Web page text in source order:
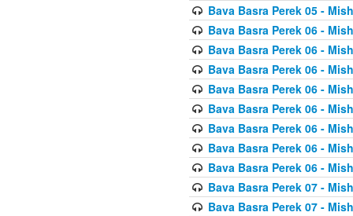
Bava Basra Perek 05 -
Bava Basra Perek 06 -
Bava Basra Perek 06 -
Bava Basra Perek 06 -
Bava Basra Perek 06 -
Bava Basra Perek 06 -
Bava Basra Perek 06 -
Bava Basra Perek 06 -
Bava Basra Perek 06 -
Bava Basra Perek 07 -
Bava Basra Perek 07 -